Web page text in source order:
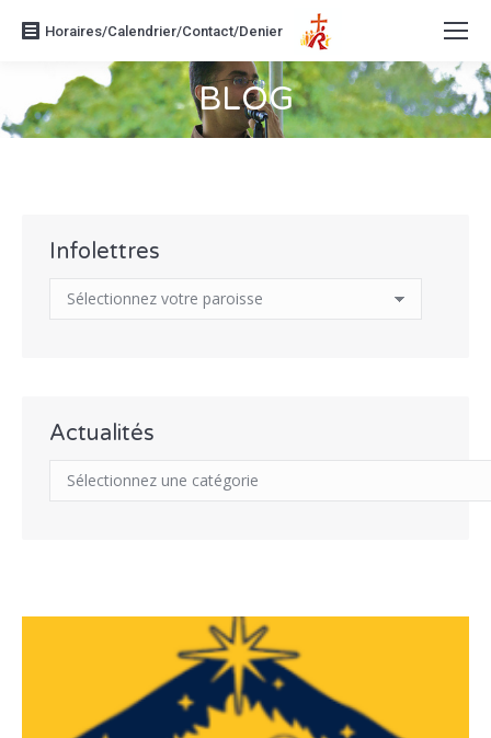
Horaires/Calendrier/Contact/Denier
BLOG
Vous êtes ici :
Infolettres
Actualités